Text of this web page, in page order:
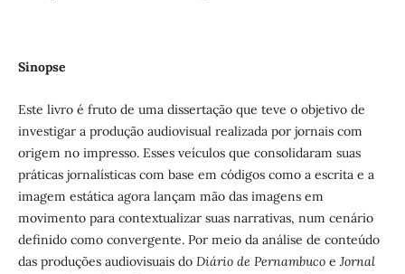
Sinopse
Este livro é fruto de uma dissertação que teve o objetivo de
investigar a produção audiovisual realizada por jornais com
origem no impresso. Esses veículos que consolidaram suas
práticas jornalísticas com base em códigos como a escrita e a
imagem estática agora lançam mão das imagens em
movimento para contextualizar suas narrativas, num cenário
definido como convergente. Por meio da análise de conteúdo
das produções audiovisuais do Diário de Pernambucoe Jornal